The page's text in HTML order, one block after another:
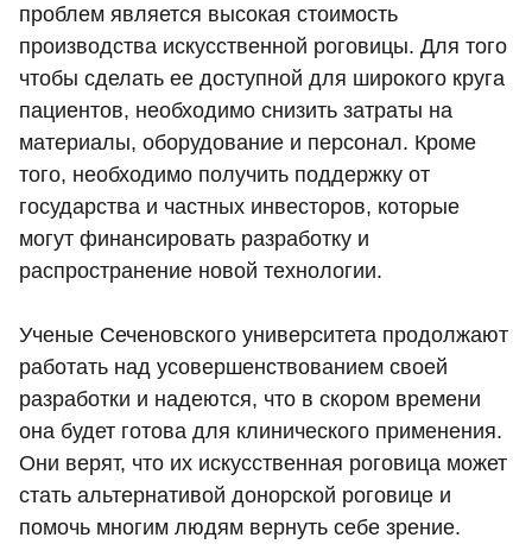
проблем является высокая стоимость
производства искусственной роговицы. Для того
чтобы сделать ее доступной для широкого круга
пациентов, необходимо снизить затраты на
материалы, оборудование и персонал. Кроме
того, необходимо получить поддержку от
государства и частных инвесторов, которые
могут финансировать разработку и
распространение новой технологии.
Ученые Сеченовского университета продолжают
работать над усовершенствованием своей
разработки и надеются, что в скором времени
она будет готова для клинического применения.
Они верят, что их искусственная роговица может
стать альтернативой донорской роговице и
помочь многим людям вернуть себе зрение.